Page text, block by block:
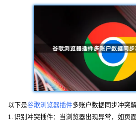
以下是谷歌浏览器插件多账户数据同步冲突
1. 识别冲突插件：当浏览器出现异常，如页